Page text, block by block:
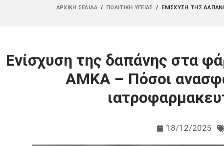
ΑΡΧΙΚΉ ΣΕΛΊΔΑ / ΠΟΛΙΤΙΚΉ ΥΓΕΊΑΣ / ΕΝΊΣΧΥΣΗ ΤΗΣ
Ενίσχυση της δαπάνης στα
ΑΜΚΑ – Πόσοι
18/12/2025